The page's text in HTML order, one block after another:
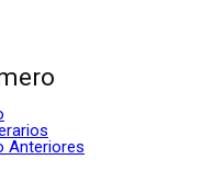
Anteriores